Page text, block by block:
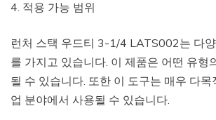
4. 적용 가능 범위
런처 스택 우드티 3-1/4 LATS002는 다
를 가지고 있습니다. 이 제품은 어떤 유형
될 수 있습니다. 또한 이 도구는 매우 다
업 분야에서 사용될 수 있습니다.